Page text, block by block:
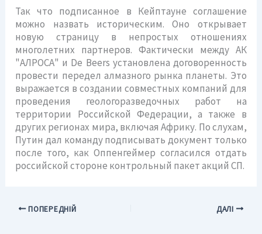
Так что подписанное в Кейптауне соглашение
можно назвать историческим. Оно открывает
новую страницу в непростых отношениях
многолетних партнеров. Фактически между АК
"АЛРОСА" и De Beers установлена договоренность
провести передел алмазного рынка планеты. Это
выражается в создании совместных компаний для
проведения геологоразведочных работ на
территории Российской Федерации, а также в
других регионах мира, включая Африку. По слухам,
Путин дал команду подписывать документ только
после того, как Оппенгеймер согласился отдать
российской стороне контрольный пакет акций СП.
ПОПЕРЕДНІЙ ДАЛІ